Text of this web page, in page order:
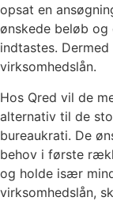
opsat en
ønskede beløb
indtastes.
virksomhedslån.
Hos Qred vil de
alternativ til de
bureaukrati. De
behov i første
og holde især
virksomhedslån,